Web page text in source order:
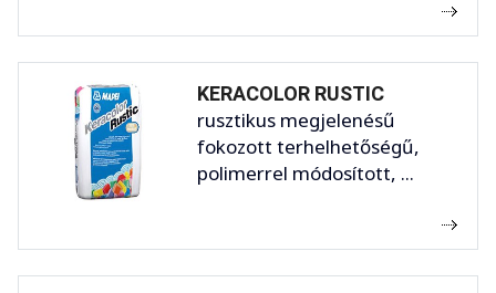
KERACOLOR RUSTIC
rusztikus megjelenésű
fokozott terhelhetőségű,
polimerrel módosított, ...